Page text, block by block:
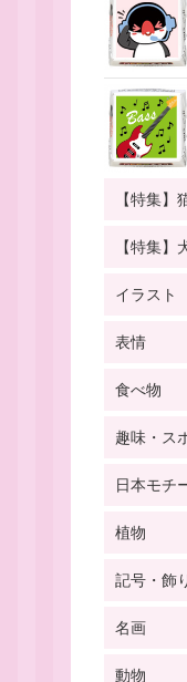
【特集】
【特集】
イラスト
表情
食べ物
趣味・ス
日本モチ
植物
記号・飾
名画
動物